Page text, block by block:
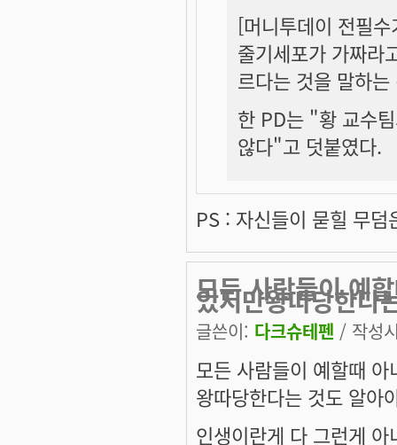
[머니투데이 전필
줄기세포가 가짜라
르다는 것을 말하
한 PD는 "황 교수
않다"고 덧붙였다.
PS : 자신들이 묻힐 무
모든 사람들이 예
있지만왕따당한다
글쓴이: 다크슈테펜 / 작성
모든 사람들이 예할때
왕따당한다는 것도 알아
인생이란게 다 그런게